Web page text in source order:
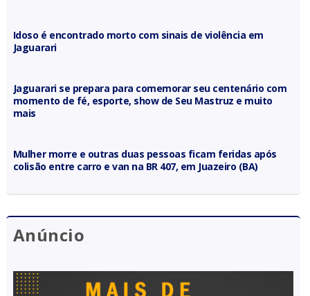
Idoso é encontrado morto com sinais de violência em
Jaguarari
Jaguarari se prepara para comemorar seu centenário com
momento de fé, esporte, show de Seu Mastruz e muito
mais
Mulher morre e outras duas pessoas ficam feridas após
colisão entre carro e van na BR 407, em Juazeiro (BA)
Anúncio